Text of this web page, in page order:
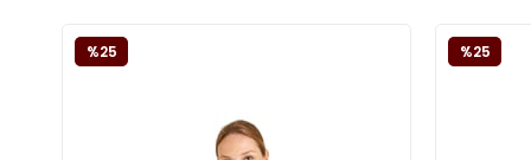
%25 %25